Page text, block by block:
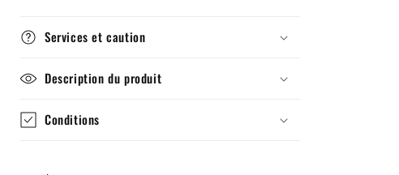
Services et caution
Description du produit
Conditions